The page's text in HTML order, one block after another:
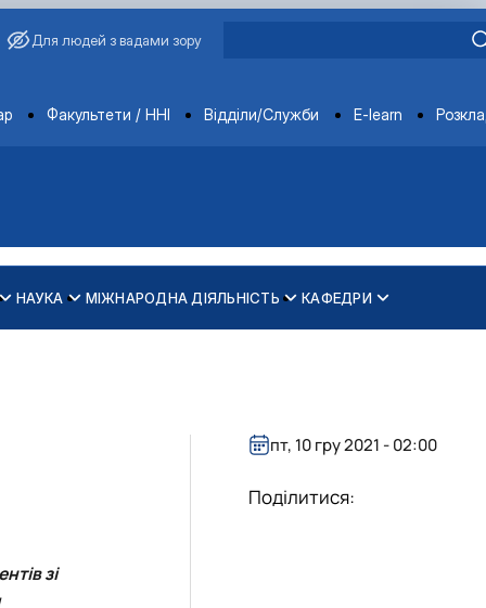
Для людей з вадами зору
Факультети / ННІ Відділи/Служби E-learn
НАУКА МІЖНАРОДНА ДІЯЛЬНІСТЬ
рівності у …
КАФЕДРИ
зі
пт, 10 гру 2021 - 02:00
Поділитися: